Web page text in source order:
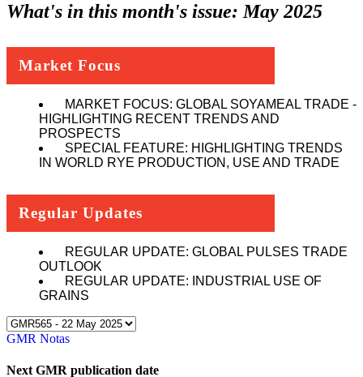
What's in this month's issue: May 2025
Market Focus
MARKET FOCUS: GLOBAL SOYAMEAL TRADE -
HIGHLIGHTING RECENT TRENDS AND
PROSPECTS
SPECIAL FEATURE: HIGHLIGHTING TRENDS
IN WORLD RYE PRODUCTION, USE AND TRADE
Regular Updates
REGULAR UPDATE: GLOBAL PULSES TRADE
OUTLOOK
REGULAR UPDATE: INDUSTRIAL USE OF
GRAINS
GMR Notas
Next GMR publication date